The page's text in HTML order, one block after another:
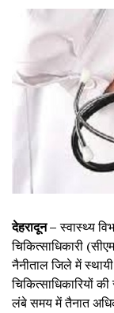
देहरादून –स्वास्थ्य
चिकित्साधिकारी
नैनीताल जिले में
चिकित्साधिकारियों
लंबे समय में तैनात